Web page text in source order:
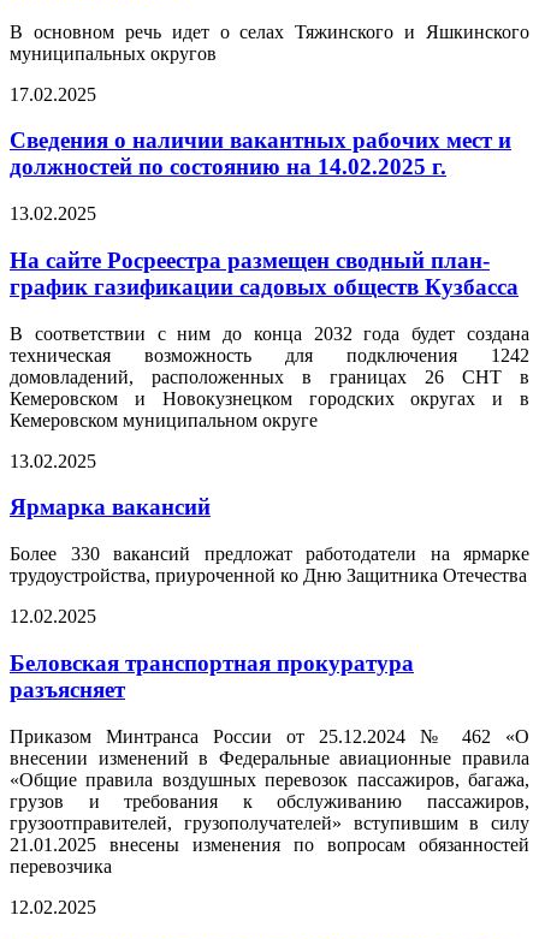
В основном речь идет о селах Тяжинского и Яшкинского
муниципальных округов
17.02.2025
Сведения о наличии вакантных рабочих мест и
должностей по состоянию на 14.02.2025 г.
13.02.2025
На сайте Росреестра размещен сводный план-
график газификации садовых обществ Кузбасса
В соответствии с ним до конца 2032 года будет создана
техническая возможность для подключения 1242
домовладений, расположенных в границах 26 СНТ в
Кемеровском и Новокузнецком городских округах и в
Кемеровском муниципальном округе
13.02.2025
Ярмарка вакансий
Более 330 вакансий предложат работодатели на ярмарке
трудоустройства, приуроченной ко Дню Защитника Отечества
12.02.2025
Беловская транспортная прокуратура
разъясняет
Приказом Минтранса России от 25.12.2024 № 462 «О
внесении изменений в Федеральные авиационные правила
«Общие правила воздушных перевозок пассажиров, багажа,
грузов и требования к обслуживанию пассажиров,
грузоотправителей, грузополучателей» вступившим в силу
21.01.2025 внесены изменения по вопросам обязанностей
перевозчика
12.02.2025